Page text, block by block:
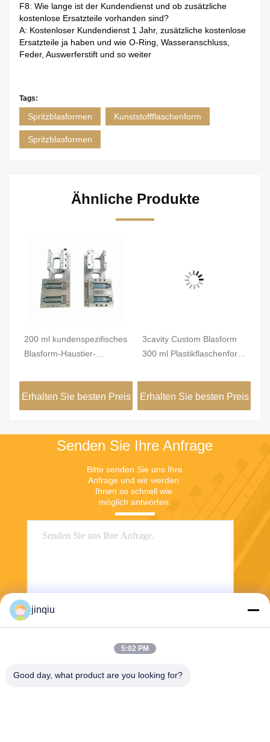
F8: Wie lange ist der Kundendienst und ob zusätzliche
kostenlose Ersatzteile vorhanden sind?
A: Kostenloser Kundendienst 1 Jahr, zusätzliche kostenlose
Ersatzteile ja haben und wie O-Ring, Wasseranschluss,
Feder, Auswerferstift und so weiter
Tags:
Spritzblasformen Kunststoffflaschenform
Spritzblasformen
Ähnliche Produkte
200 ml kundenspezifisches
Blasform-Haustier-
Haarshampoo-Flasche
Erhalten Sie besten Preis
3cavity Custom Blasform
300 ml Plastikflaschenform
Sprühflasche
Erhalten Sie besten Preis
Senden Sie Ihre Anfrage
Bitte senden Sie uns Ihre
Anfrage und wir werden
Ihnen so schnell wie
möglich antworten.
jinqiu
5:02 PM
Good day, what product are you looking for?